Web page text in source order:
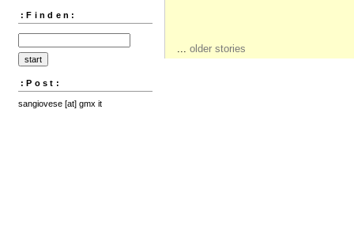
:Finden:
:Post:
sangiovese [at] gmx it
... older stories